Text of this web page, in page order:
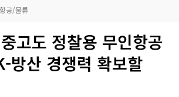
항공/물류
고도 정찰용 무인항공
방산 경쟁력 확보할